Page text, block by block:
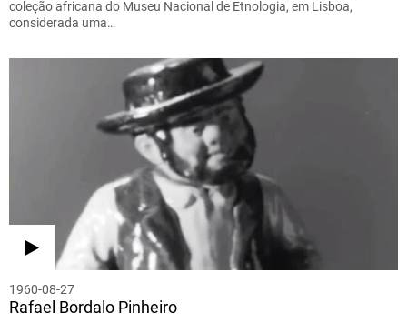
coleção africana do Museu Nacional de Etnologia, em Lisboa,
considerada uma…
1960-08-27
Rafael Bordalo Pinheiro